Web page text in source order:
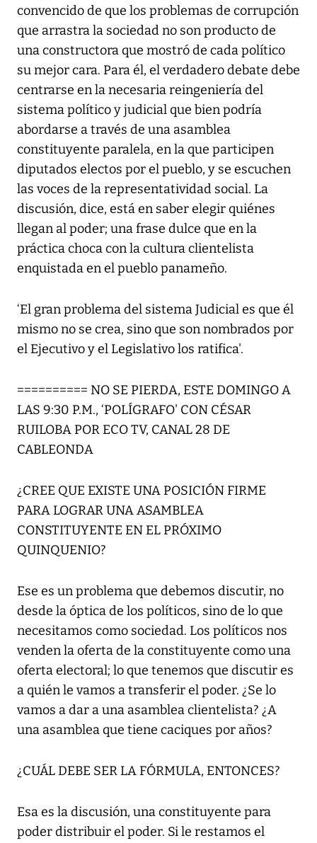
convencido de que los problemas de corrupción
que arrastra la sociedad no son producto de
una constructora que mostró de cada político
su mejor cara. Para él, el verdadero debate debe
centrarse en la necesaria reingeniería del
sistema político y judicial que bien podría
abordarse a través de una asamblea
constituyente paralela, en la que participen
diputados electos por el pueblo, y se escuchen
las voces de la representatividad social. La
discusión, dice, está en saber elegir quiénes
llegan al poder; una frase dulce que en la
práctica choca con la cultura clientelista
enquistada en el pueblo panameño.
‘El gran problema del sistema Judicial es que él
mismo no se crea, sino que son nombrados por
el Ejecutivo y el Legislativo los ratifica'.
========== NO SE PIERDA, ESTE DOMINGO A
LAS 9:30 P.M., ‘POLÍGRAFO' CON CÉSAR
RUILOBA POR ECO TV, CANAL 28 DE
CABLEONDA
¿CREE QUE EXISTE UNA POSICIÓN FIRME
PARA LOGRAR UNA ASAMBLEA
CONSTITUYENTE EN EL PRÓXIMO
QUINQUENIO?
Ese es un problema que debemos discutir, no
desde la óptica de los políticos, sino de lo que
necesitamos como sociedad. Los políticos nos
venden la oferta de la constituyente como una
oferta electoral; lo que tenemos que discutir es
a quién le vamos a transferir el poder. ¿Se lo
vamos a dar a una asamblea clientelista? ¿A
una asamblea que tiene caciques por años?
¿CUÁL DEBE SER LA FÓRMULA, ENTONCES?
Esa es la discusión, una constituyente para
poder distribuir el poder. Si le restamos el